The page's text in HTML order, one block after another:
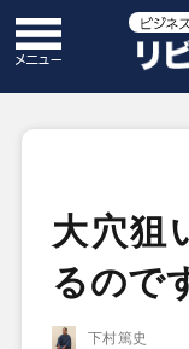
大穴狙
るので
下村篤史